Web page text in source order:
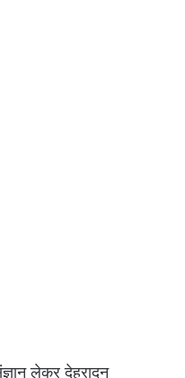
लेकर देहरादून